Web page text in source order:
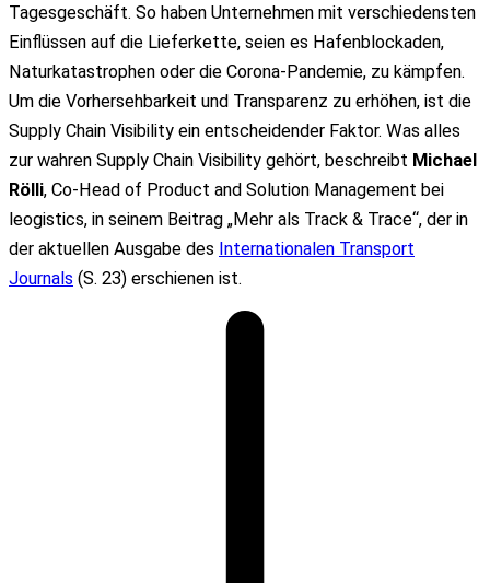
Tagesgeschäft. So haben Unternehmen mit verschiedensten
Einflüssen auf die Lieferkette, seien es Hafenblockaden,
Naturkatastrophen oder die Corona-Pandemie, zu kämpfen.
Um die Vorhersehbarkeit und Transparenz zu erhöhen, ist die
Supply Chain Visibility ein entscheidender Faktor. Was alles
zur wahren Supply Chain Visibility gehört, beschreibt Michael
Rölli, Co-Head of Product and Solution Management bei
leogistics, in seinem Beitrag „Mehr als Track & Trace“, der in
der aktuellen Ausgabe des Internationalen Transport
Journals (S. 23) erschienen ist.